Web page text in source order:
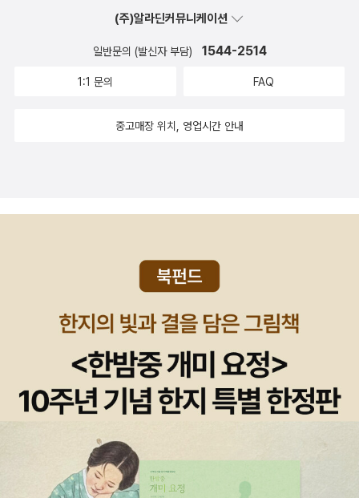
어 범용의 성경공부 교재가 되었음을 검증하는 데 있다 하겠다. 더불
경공부 교재로부터 한국 그리스도인들을 위한 성경공부의 국산화, 한
국화를 꾀했다는 것이라 하겠다. 새신자반 100쇄 축하글 “이재철 목
리고 그것은 당신의 제자 무리들과 함께 끝없이 길을 걸어가는 동행
같은 모습으로 그는 언제나 우리 곁에 있었다. 동행자로서의 목자, 그
를 구체적이고 소박하게 담아 풀어 가시는 목사님의 설교, 목사님의
시원한 생수로 긴 세월 오랜 시간 꾸준히 사랑받으셨음을 축하드립니
사람들 안에 역사하시는 주님의 섭리와 사랑을 시기적절하게 짚어 주
시고 확신하게 해주시는 목사님의 그 모습을 사랑하고 존경합니다.”
_이해인
(주)알라딘커뮤니케이션
일반문의 (발신자 부담) 1544-2514
1:1 문의 FAQ
중고매장 위치, 영업시간 안내